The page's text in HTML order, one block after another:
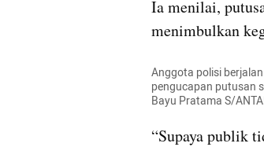
Ia menilai,
menimbulkan
Anggota polisi
pengucapan putusan
Bayu Pratama S/
“Supaya publik